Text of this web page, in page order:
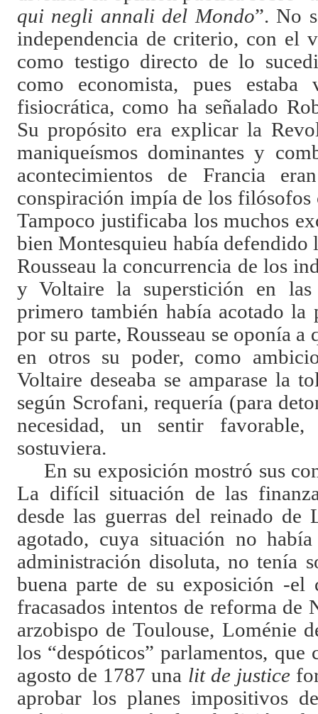
qui negli annali del Mondo”. No
independencia de criterio, con el
como testigo directo de lo
como economista, pues
fisiocrática, como ha señalado
Su propósito era explicar la
maniqueísmos dominantes y
acontecimientos de Francia
conspiración impía de los
Tampoco justificaba los muchos
bien Montesquieu había defendido
Rousseau la concurrencia de los
y Voltaire la superstición en las
primero también había acotado la
por su parte, Rousseau se oponía
en otros su poder, como
Voltaire deseaba se amparase la
según Scrofani, requería (para
necesidad, un sentir
sostuviera.
En su exposición mostró sus
La difícil situación de las
desde las guerras del reinado
agotado, cuya situación no
administración disoluta, no tenía
buena parte de su exposición -
fracasados intentos de reforma de
arzobispo de Toulouse, Loménie
los “despóticos” parlamentos,
agosto de 1787 una lit de justice
aprobar los planes impositivos